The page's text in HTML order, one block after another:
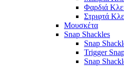
Φαρδιά
Στριφτά
Μουσκέτα
Snap Shackles
Snap
Trigger
Snap